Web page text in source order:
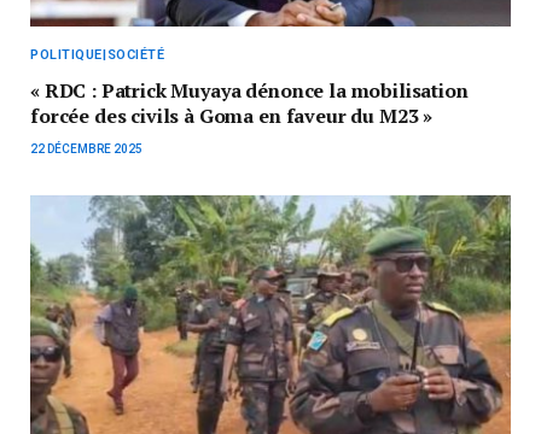
POLITIQUE|SOCIÉTÉ
« RDC : Patrick Muyaya dénonce la mobilisation
forcée des civils à Goma en faveur du M23 »
22 DÉCEMBRE 2025